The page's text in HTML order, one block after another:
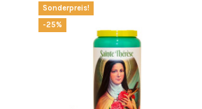
Sonderpreis!
-25%